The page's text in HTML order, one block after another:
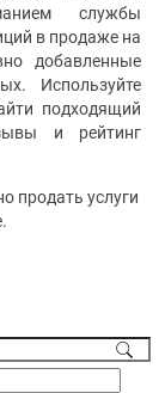
службы
в продаже на
добавленные
Используйте
подходящий
и рейтинг
продать услуги